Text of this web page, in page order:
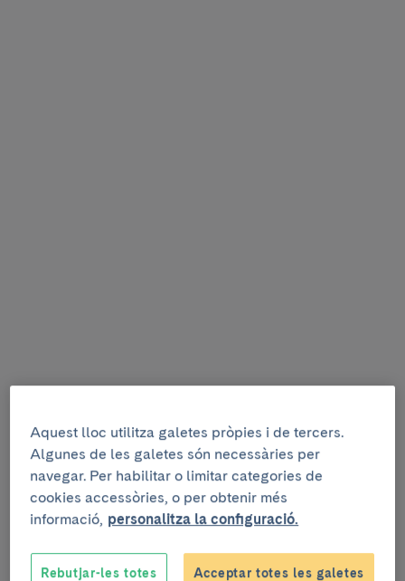
Aquest lloc utilitza galetes pròpies i de tercers.
Algunes de les galetes són necessàries per
navegar. Per habilitar o limitar categories de
cookies accessòries, o per obtenir més
informació, personalitza la configuració.
Rebutjar-les totes Acceptar totes les galetes